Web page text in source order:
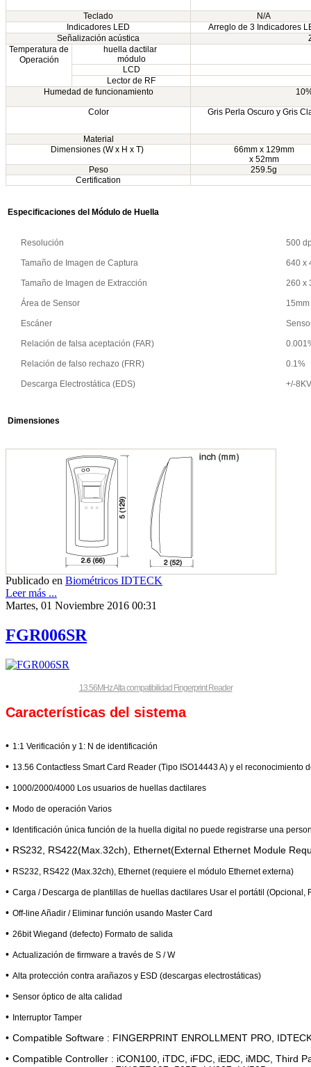
Teclado
N/A
Indicadores LED
Arreglo de 3 Indicadores
Señalización acústica
Temperatura de
Operación
huella dactilar
módulo
LCD
Lector de RF
Humedad de funcionamiento
Color Gris Perla Oscuro y Gris
Material
Dimensiones (W x H x T)
66mm x 129mm
x 52mm
Peso
259.5g
Certification
Especificaciones del Módulo de Huella
Resolución 500
Tamaño de Imagen de Captura 640 x
Tamaño de Imagen de Extracción 260 x
Área de Sensor
Escáner
Relación de falsa aceptación (FAR)
Relación de falso rechazo (FRR) 0.1%
Descarga Electrostática (EDS) +/-8KV
Dimensiones
Publicado en Biométricos IDTECK
Leer más ...
Martes, 01 Noviembre 2016 00:31
FGR006SR
13.56MHz Alta compatibilidad Fingerprint Reader
Características del sistema
• 1:1 Verificación y 1: N de identificación
• 13.56 Contactless Smart Card Reader (Tipo ISO14443 A) y el reconocimiento
• 1000/2000/4000 Los usuarios de huellas dactilares
• Modo de operación Varios
• Identificación única función de la huella digital no puede registrarse una
• RS232, RS422(Max.32ch), Ethernet(External Ethernet Module
• RS232, RS422 (Max.32ch), Ethernet (requiere el módulo Ethernet externa)
• Carga / Descarga de plantillas de huellas dactilares Usar el portátil (Opcional,
• Off-line Añadir / Eliminar función usando Master Card
• 26bit Wiegand (defecto) Formato de salida
• Actualización de firmware a través de S / W
• Alta protección contra arañazos y ESD (descargas electrostáticas)
• Sensor óptico de alta calidad
• Interruptor Tamper
• Compatible Software : FINGERPRINT ENROLLMENT PRO,
• Compatible Controller : iCON100, iTDC, iFDC, iEDC, iMDC, Third